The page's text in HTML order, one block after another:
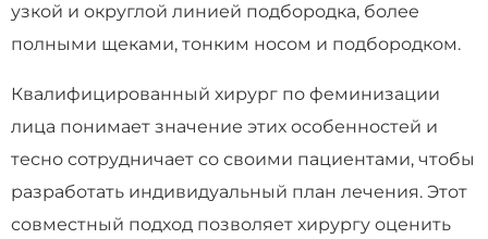
узкой и округлой линией подбородка, более
полными щеками, тонким носом и подбородком.
Квалифицированный хирург по феминизации
лица понимает значение этих особенностей и
тесно сотрудничает со своими пациентами, чтобы
разработать индивидуальный план лечения. Этот
совместный подход позволяет хирургу оценить